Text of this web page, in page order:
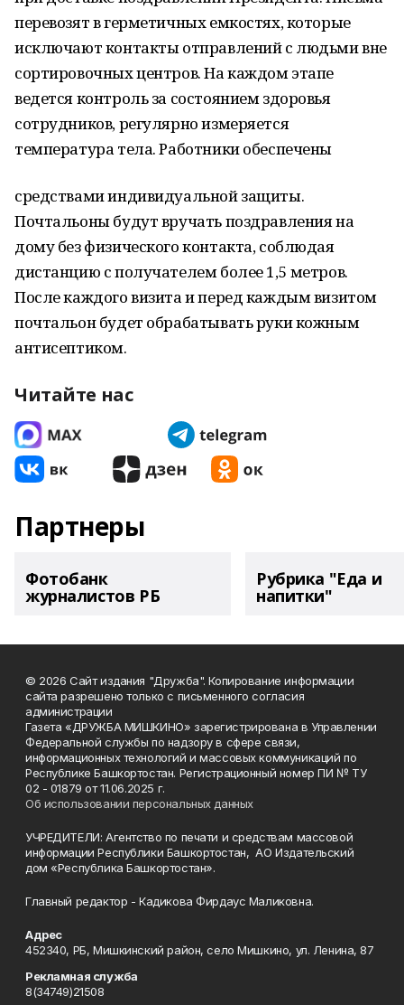
перевозят в герметичных емкостях, которые
исключают контакты отправлений с людьми вне
сортировочных центров. На каждом этапе
ведется контроль за состоянием здоровья
сотрудников, регулярно измеряется
температура тела. Работники обеспечены
средствами индивидуальной защиты.
Почтальоны будут вручать поздравления на
дому без физического контакта, соблюдая
дистанцию с получателем более 1,5 метров.
После каждого визита и перед каждым визитом
почтальон будет обрабатывать руки кожным
антисептиком.
Читайте нас
Партнеры
Фотобанк
журналистов РБ
Рубрика "Еда и
напитки"
© 2026 Сайт издания "Дружба". Копирование информации
сайта разрешено только с письменного согласия
администрации
Газета «ДРУЖБА МИШКИНО» зарегистрирована в Управлении
Федеральной службы по надзору в сфере связи,
информационных технологий и массовых коммуникаций по
Республике Башкортостан. Регистрационный номер ПИ № ТУ
02 - 01879 от 11.06.2025 г.
Об использовании персональных данных
УЧРЕДИТЕЛИ: Агентство по печати и средствам массовой
информации Республики Башкортостан, АО Издательский
дом «Республика Башкортостан».
Главный редактор - Кадикова Фирдаус Маликовна.
Адрес
452340, РБ, Мишкинский район, село Мишкино, ул. Ленина, 87
Рекламная служба
8(34749)21508